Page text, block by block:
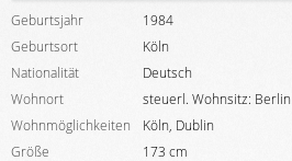
Geburtsjahr
1984
Geburtsort
Köln
Nationalität
Deutsch
Wohnort
steuerl. Wohnsitz: Berlin
Wohnmöglichkeiten
Köln, Dublin
Größe
173 cm